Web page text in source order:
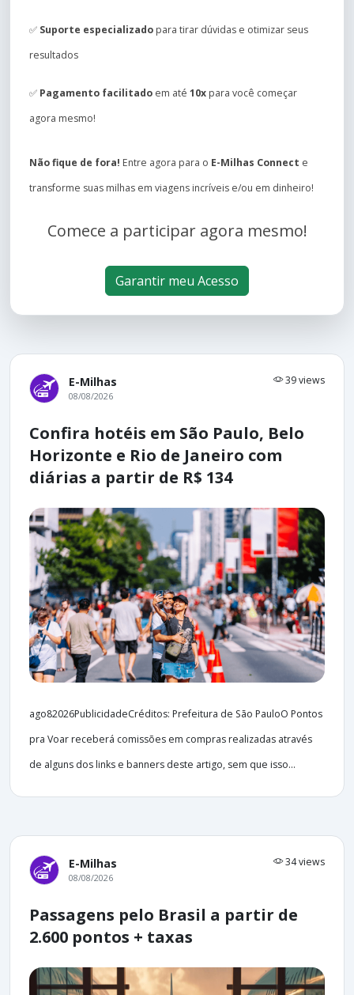
✅ Suporte especializado para tirar dúvidas e otimizar seus
resultados
✅ Pagamento facilitado em até 10x para você começar
agora mesmo!
Não fique de fora! Entre agora para o E-Milhas Connect e
transforme suas milhas em viagens incríveis e/ou em dinheiro!
Comece a participar agora mesmo!
Garantir meu Acesso
E-Milhas 39 views
08/08/2026
Confira hotéis em São Paulo, Belo
Horizonte e Rio de Janeiro com
diárias a partir de R$ 134
ago82026PublicidadeCréditos: Prefeitura de São PauloO Pontos
pra Voar receberá comissões em compras realizadas através
de alguns dos links e banners deste artigo, sem que isso...
E-Milhas 34 views
08/08/2026
Passagens pelo Brasil a partir de
2.600 pontos + taxas